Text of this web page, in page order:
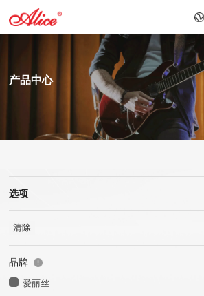
AWR58-7SL 09-58超轻
弦,七弦镀镍合金电吉他
弦,镍钢电吉他弦
A807 钢绳芯镍铬大提琴
弦
琴弦
A046C 钢环指套 -长加
短套装
产品中心
选项
清除
品牌
爱丽丝